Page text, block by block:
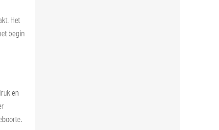
Het
begin
en